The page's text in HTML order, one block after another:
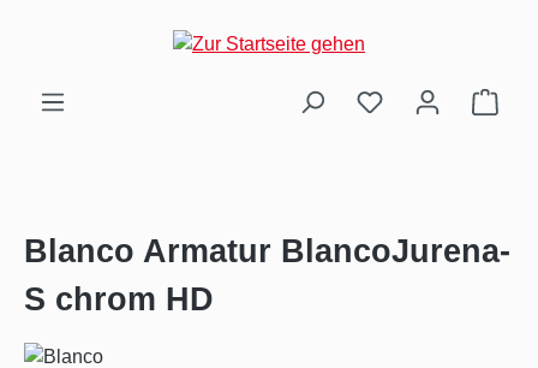
Zum Hauptinhalt springen
Blanco Armatur BlancoJurena-
S chrom HD